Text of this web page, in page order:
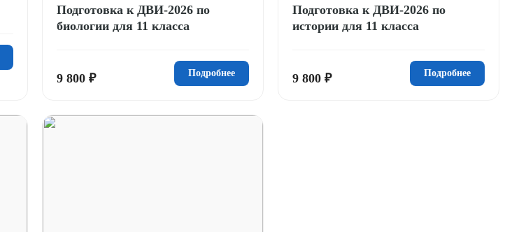
Подготовка к ДВИ-2026 по
биологии для 11 класса
9 800 ₽ Подробнее
Подготовка к ДВИ-2026 по
истории для 11 класса
9 800 ₽ Подробнее